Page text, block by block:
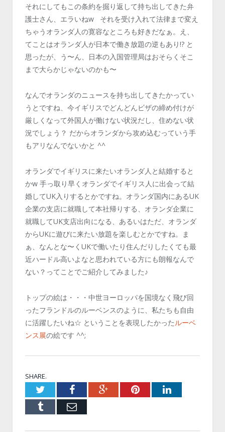
それにしてもこの条約を掘り返して持ち出してきた弁
護士さん、エラいねw それを受け入れて法律まで変え
ちゃうオランダ人の寛容なところも好きだなぁ。え、
てことはオランダ人が日本で働き放題の逆もあり!? と
思ったが、う〜ん、日本の入国管理局はおそらくそこ
まで大らかじゃないのかも〜
なんでオランダのニュースを持ち出してきたかってい
うとですね、今イギリスでどんどんビザの締め付けが
厳しくなって外国人が働けない状況だし、住めない状
況でしょう？ だからオランダから攻め込むっていう手
もアリなんでないかと ^^
オランダでイギリスに来たいオランダ人と結婚すると
かw 手っ取り早くオランダでイギリス人に出会って結
婚してUK入りするとかですね。オランダ国内にあるUK
企業の支店に就職して本社帰りする、オランダ企業に
就職してUK支店出向になる、あるいはただ、オランダ
からUKに遊びに来たい放題を楽しむとかですね。ま
ぁ、なんとな〜くUKで働いたり住んだりしたくても最
近ハードル高いよなと思われている方にも朗報なんで
ない？ってことでご紹介してみました♪
トップの絵は・・・中世ヨーロッパを国境なく飛び回
ったフランドルのルーベンスのように、私たちも自由
に活躍したいね☆ ということを表現したかったルーベ
ンス展の絵です ^^;
SHARE.
TwitterFacebookGoogle+PinterestLinkedIn
Tumblr Email